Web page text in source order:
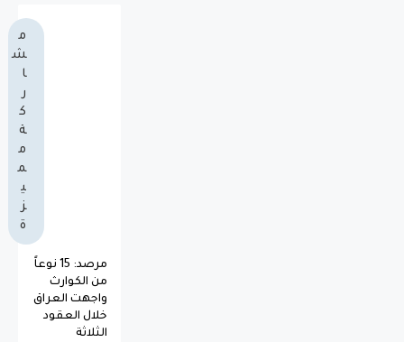
م
ش
ا
ر
ك
ة
م
م
ي
ز
ة
مرصد: 15 نوعاً
من الكوارث
واجهت العراق
خلال العقود
الثلاثة